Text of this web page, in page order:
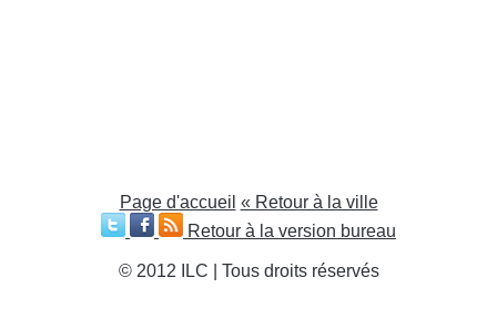
Page d'accueil « Retour à la ville
Retour à la version bureau
© 2012 ILC | Tous droits réservés